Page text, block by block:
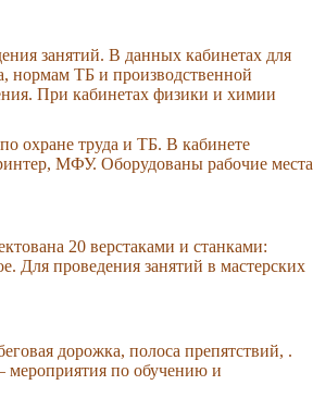
занятий. В данных кабинетах для
нормам ТБ и производственной
При кабинетах физики и химии
охране труда и ТБ. В кабинете
МФУ. Оборудованы рабочие места
20 верстаками и станками:
Для проведения занятий в мастерских
дорожка, полоса препятствий, .
мероприятия по обучению и